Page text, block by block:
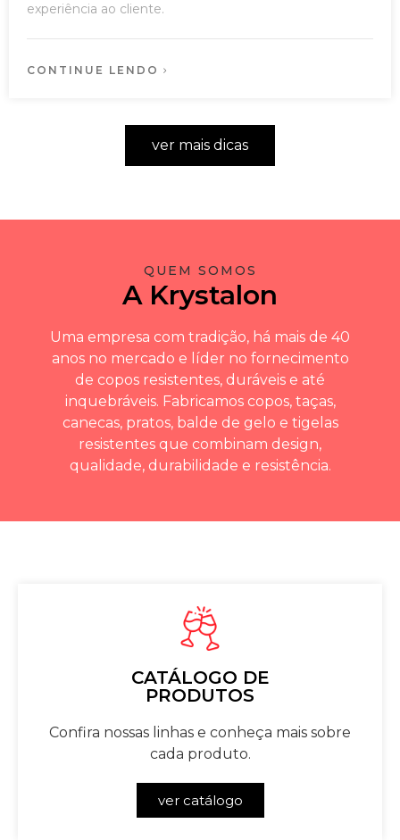
experiência ao cliente.
CONTINUE LENDO
ver mais dicas
QUEM SOMOS
A Krystalon
Uma empresa com tradição, há mais de 40
anos no mercado e líder no fornecimento
de copos resistentes, duráveis e até
inquebráveis. Fabricamos copos, taças,
canecas, pratos, balde de gelo e tigelas
resistentes que combinam design,
qualidade, durabilidade e resistência.
CATÁLOGO DE
PRODUTOS
Confira nossas linhas e conheça mais sobre
cada produto.
ver catálogo